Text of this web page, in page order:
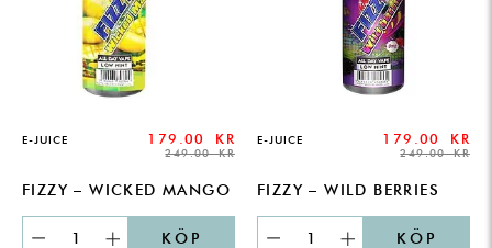
E-JUICE
249.00KR
179.00 KR
FIZZY – WICKED MANGO
KÖP
E-JUICE
249.00KR
179.00 KR
FIZZY – WILD BERRIES
KÖP